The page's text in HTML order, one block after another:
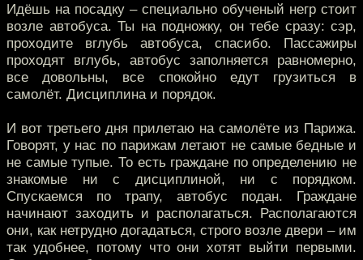
Идёшь на посадку – специально обученый негр стоит
возле автобуса. Ты на подножку, он тебе сразу: сэр,
проходите вглубь автобуса, спасибо. Пассажиры
проходят вглубь, автобус заполняется равномерно,
все довольны, все спокойно едут грузиться в
самолёт. Дисциплина и порядок.
И вот третьего дня прилетаю на самолёте из Парижа.
Говорят, у нас по парижам летают не самые бедные и
не самые тупые. То есть граждане по определению не
знакомые ни с дисциплиной, ни с порядком.
Спускаемся по трапу, автобус подан. Граждане
начинают заходить и располагаться. Располагаются
они, как нетрудно догадаться, строго возле двери – им
так удобнее, потому что они хотят выйти первыми.